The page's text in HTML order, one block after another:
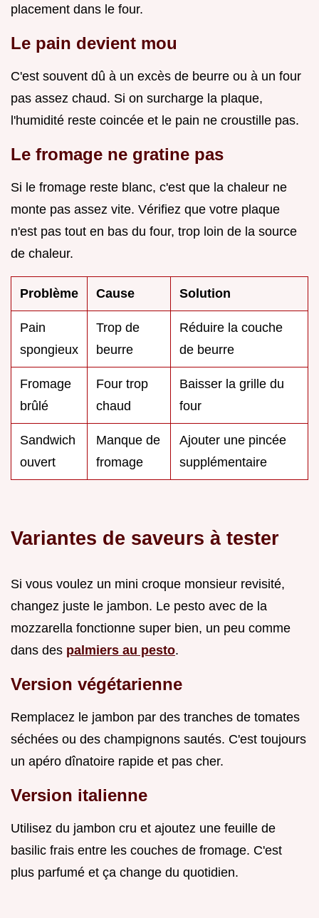
placement dans le four.
Le pain devient mou
C'est souvent dû à un excès de beurre ou à un four
pas assez chaud. Si on surcharge la plaque,
l'humidité reste coincée et le pain ne croustille pas.
Le fromage ne gratine pas
Si le fromage reste blanc, c'est que la chaleur ne
monte pas assez vite. Vérifiez que votre plaque
n'est pas tout en bas du four, trop loin de la source
de chaleur.
Problème Cause Solution
Pain
spongieux
Trop de
beurre
Réduire la couche
de beurre
Fromage
brûlé
Four trop
chaud
Baisser la grille du
four
Sandwich
ouvert
Manque de
fromage
Ajouter une pincée
supplémentaire
Variantes de saveurs à tester
Si vous voulez un mini croque monsieur revisité,
changez juste le jambon. Le pesto avec de la
mozzarella fonctionne super bien, un peu comme
dans des palmiers au pesto.
Version végétarienne
Remplacez le jambon par des tranches de tomates
séchées ou des champignons sautés. C'est toujours
un apéro dînatoire rapide et pas cher.
Version italienne
Utilisez du jambon cru et ajoutez une feuille de
basilic frais entre les couches de fromage. C'est
plus parfumé et ça change du quotidien.